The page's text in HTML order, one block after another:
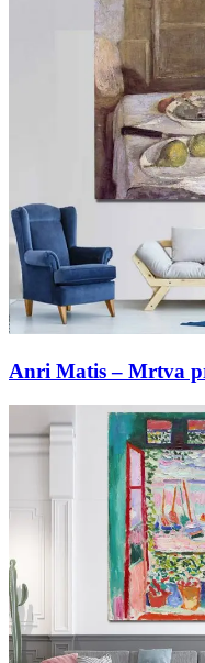
Anri Matis – Mrtva